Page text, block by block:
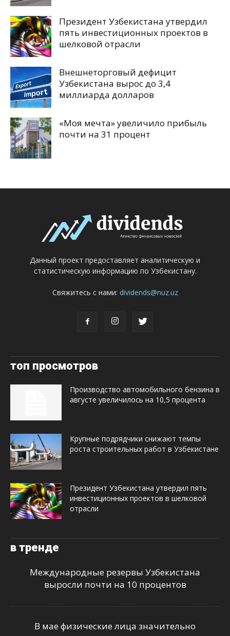
Президент Узбекистана утвердил
пять инвестиционных проектов в
шелковой отрасли
Внешнеторговый дефицит
Узбекистана вырос до 3,4
миллиарда долларов
«Моя мечта» увеличило прибыль
почти на 31 процент
Данный проект предоставляет аналитическую и
статистическую информацию по Узбекистану.
Свяжитесь с нами: dividends@nuz.uz
топ просмотров
Производство автомобильного бензина в
августе увеличилось на 10,5 процента
Крупные подрядчики снижают темпы
роста строительных работ в Узбекистане
Президент Узбекистана утвердил пять
инвестиционных проектов в шелковой
отрасли
в тренде
Международные резервы Узбекистана
выросли почти на 10 процентов
В мае физические лица значительно